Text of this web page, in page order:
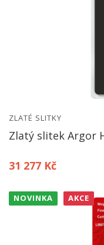
ZLATÉ SLITKY
Zlatý slitek Argor
31 277 Kč
NOVINKA AKCE